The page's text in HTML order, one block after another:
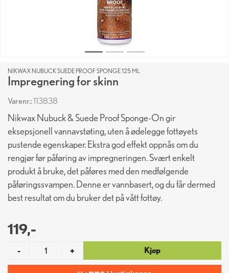
NIKWAX NUBUCK SUEDE PROOF SPONGE 125 ML
Impregnering for skinn
Varenr.:113838
Nikwax Nubuck & Suede Proof Sponge-On gir
eksepsjonell vannavstøting, uten å ødelegge fottøyets
pustende egenskaper. Ekstra god effekt oppnås om du
rengjør før påføring av impregneringen. Svært enkelt
produkt å bruke, det påføres med den medfølgende
påføringssvampen. Denne er vannbasert, og du får dermed
best resultat om du bruker det på vått fottøy.
119,-
- + Kjøp